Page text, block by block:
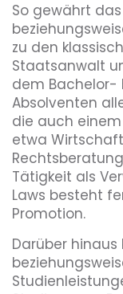
So gewährt
zu den
Staatsanwalt
dem Bachelor-
Absolventen
die auch
etwa
Tätigkeit als
Laws besteht
Promotion.
Darüber